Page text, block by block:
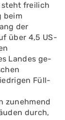
steht freilich
beim
der
über 4,5 US-
Landes ge­
Füll­
zunehmend
durch,